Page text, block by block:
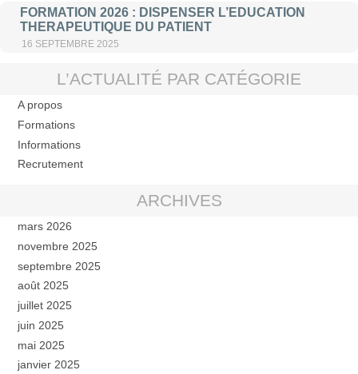
FORMATION 2026 : DISPENSER L’EDUCATION
THERAPEUTIQUE DU PATIENT
16 SEPTEMBRE 2025
L’ACTUALITÉ PAR CATÉGORIE
A propos
Formations
Informations
Recrutement
ARCHIVES
mars 2026
novembre 2025
septembre 2025
août 2025
juillet 2025
juin 2025
mai 2025
janvier 2025